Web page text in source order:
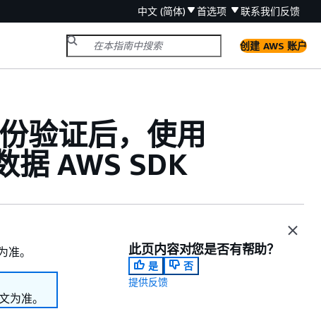
中文 (简体) 首选项 联系我们反馈
创建 AWS 账户
验证后，使用
据 AWS SDK
。
为准。
此页内容对您是否有帮助？
是
否
提供反馈